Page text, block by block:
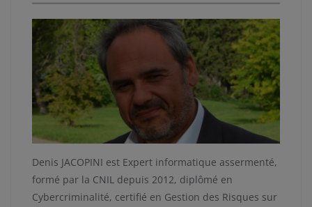
Denis JACOPINI est Expert informatique assermenté,
formé par la CNIL depuis 2012, diplômé en
Cybercriminalité, certifié en Gestion des Risques sur